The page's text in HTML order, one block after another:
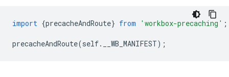
import {precacheAndRoute} from 'workbox-precaching' ;
precacheAndRoute(self. __WB_MANIFEST);